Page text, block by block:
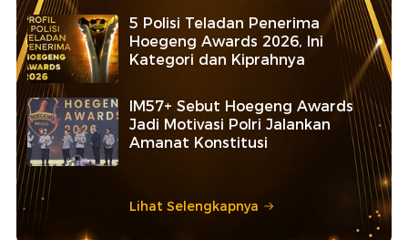
5 Polisi Teladan Penerima
Hoegeng Awards 2026, Ini
Kategori dan Kiprahnya
IM57+ Sebut Hoegeng Awards
Jadi Motivasi Polri Jalankan
Amanat Konstitusi
Lihat Selengkapnya